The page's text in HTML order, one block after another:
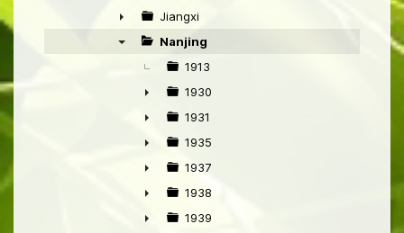
►
►
Jiangxi
Nanjing
1913
►
1930
►
1931
►
1935
►
1937
►
1938
1939